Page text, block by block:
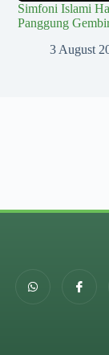
Simfoni Islami
Panggung
3 August